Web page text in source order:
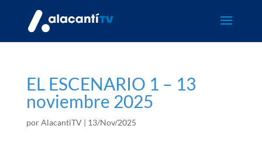
EL ESCENARIO 1 – 13
noviembre 2025
porAlacantiTV| 13/Nov/2025